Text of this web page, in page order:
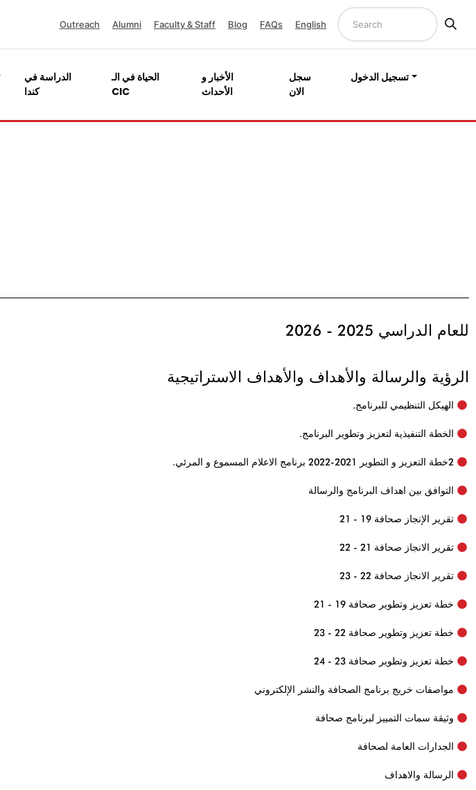
Outreach Alumni Faculty & Staff Blog FAQs English
الدراسة في
كندا
الحياة في الـ
CIC
الأخبار و
الأحداث
سجل
الان
تسجيل الدخول
للعام الدراسي 2025 - 2026
الرؤية والرسالة والأهداف والأهداف الاستراتيجية
الهيكل التنظيمي للبرنامج.
الخطة التنفيذية لتعزيز وتطوير البرنامج.
2خطة التعزيز و التطوير 2021-2022 برنامج الاعلام المسموع و المرئي.
التوافق بين اهداف البرنامج والرسالة
تقرير الإنجاز صحافة 19 - 21
تقرير الانجاز صحافة 21 - 22
تقرير الانجاز صحافة 22 - 23
خطة تعزيز وتطوير صحافة 19 - 21
خطة تعزيز وتطوير صحافة 22 - 23
خطة تعزيز وتطوير صحافة 23 - 24
مواصفات خريج برنامج الصحافة والنشر الإلكتروني
وثيقة سمات التمييز لبرنامج صحافة
الجدارات العامة لصحافة
الرسالة والاهداف